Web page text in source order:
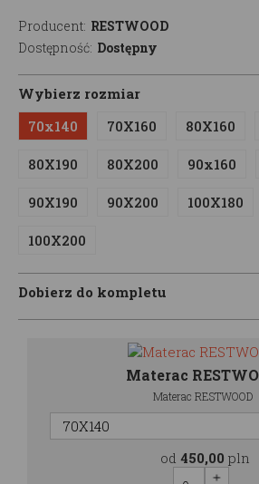
Producent: RESTWOOD
Dostępność: Dostępny
Wybierz rozmiar
70x140
70X160 80X160
80X190 80X200 90x160
90X190 90X200 100X180
100X200
Dobierz do kompletu
Materac
Materac RESTWOOD
od 450,00 pln